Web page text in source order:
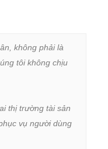
không phải là
tôi không chịu
thị trường tài sản
vụ người dùng